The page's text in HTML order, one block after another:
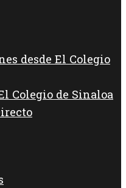
desde El Colegio
Colegio de Sinaloa